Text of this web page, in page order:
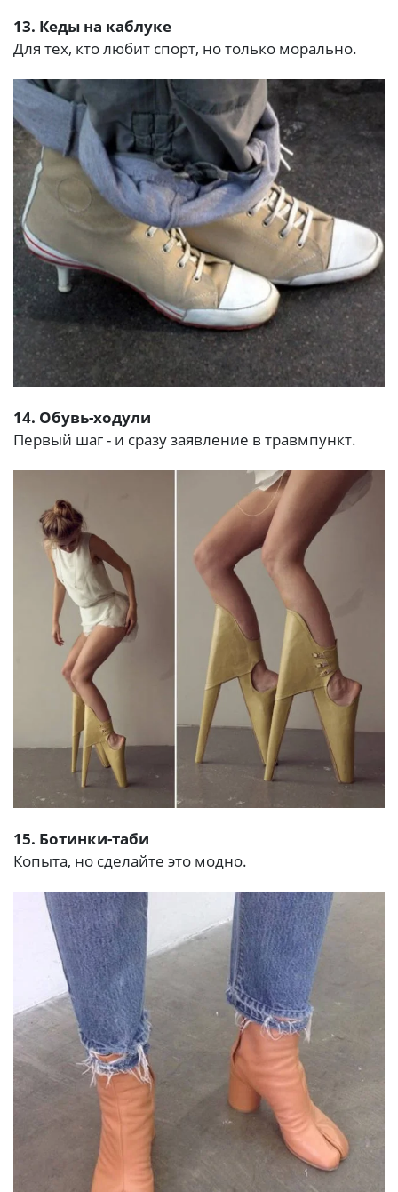
13. Кеды на каблуке
Для тех, кто любит спорт, но только морально.
14. Обувь-ходули
Первый шаг - и сразу заявление в травмпункт.
15. Ботинки-таби
Копыта, но сделайте это модно.